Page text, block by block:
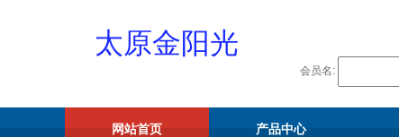
太原金阳光
会员名:
网站首页 产品中心